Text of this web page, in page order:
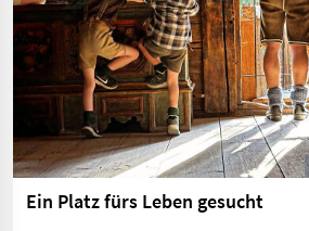
Ein Platz fürs Leben gesucht